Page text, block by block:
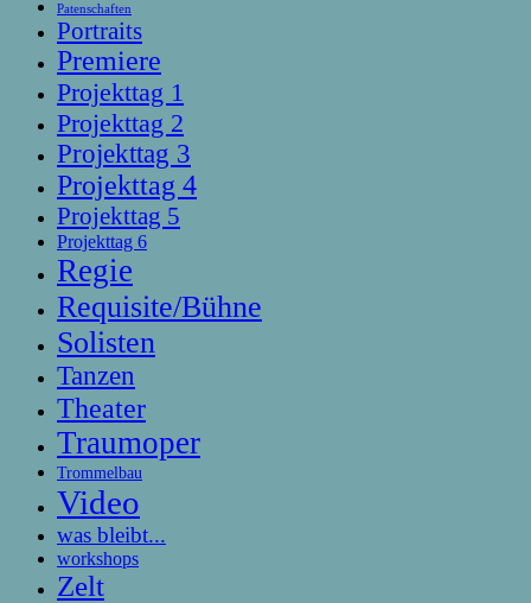
Patenschaften
Portraits
Premiere
Projekttag 1
Projekttag 2
Projekttag 3
Projekttag 4
Projekttag 5
Projekttag 6
Regie
Requisite/Bühne
Solisten
Tanzen
Theater
Traumoper
Trommelbau
Video
was bleibt...
workshops
Zelt